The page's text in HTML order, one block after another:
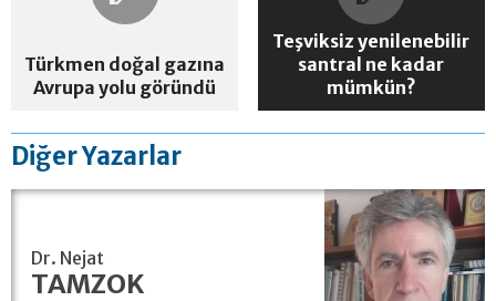
Türkmen doğal gazına
Avrupa yolu göründü
Teşviksiz yenilenebilir
santral ne kadar
mümkün?
Diğer Yazarlar
Dr. Nejat
TAMZOK